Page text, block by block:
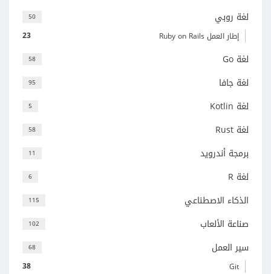
50 لغة روبي
23 إطار العمل Ruby on Rails
58 لغة Go
95 لغة جافا
5 لغة Kotlin
58 لغة Rust
11 برمجة أندرويد
6 لغة R
115 الذكاء الاصطناعي
102 صناعة الألعاب
68 سير العمل
38 Git